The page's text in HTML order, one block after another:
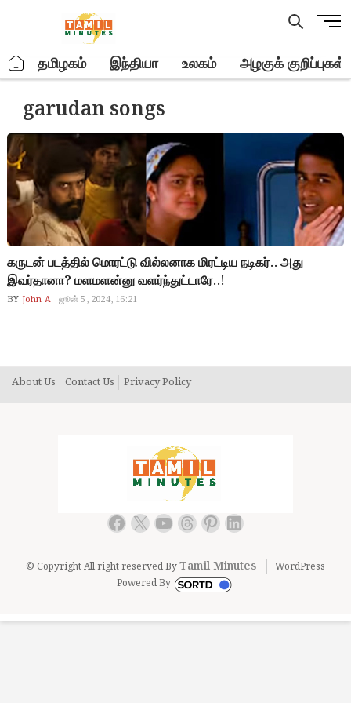
M
u
o
n
. தமிழகம் இந்தியா உலகம் அழகுக் குறிப்புகள்
garudan songs
கருடன் படத்தில் மொரட்டு வில்லனாக மிரட்டிய நடிகர்.. அது
இவர்தானா? மளமளன்னு வளர்ந்துட்டாரே..!
BY John A ஜூன் 5, 2024, 16:21
About Us Contact Us Privacy Policy
Facebook
X YouTube
Threads
Pinterest
LinkedIn
© Copyright All right reserved ByTamil Minutes
WordPress
Powered By